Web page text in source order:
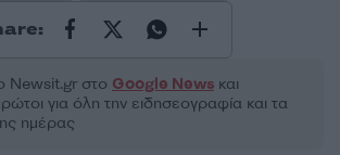
Νewsit.gr στο Google News και
για όλη την ειδησεογραφία και τα
ημέρας